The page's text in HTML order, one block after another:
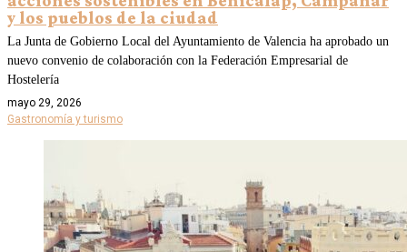
y los pueblos de la ciudad
La Junta de Gobierno Local del Ayuntamiento de Valencia ha aprobado un
nuevo convenio de colaboración con la Federación Empresarial de
Hostelería
mayo 29, 2026
Gastronomía y turismo